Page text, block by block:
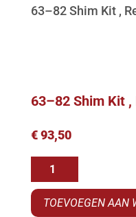
63–82 Shim Kit ,
63–82 Shim Kit
€93,50
-82
Shim
TOEVOEGEN AAN